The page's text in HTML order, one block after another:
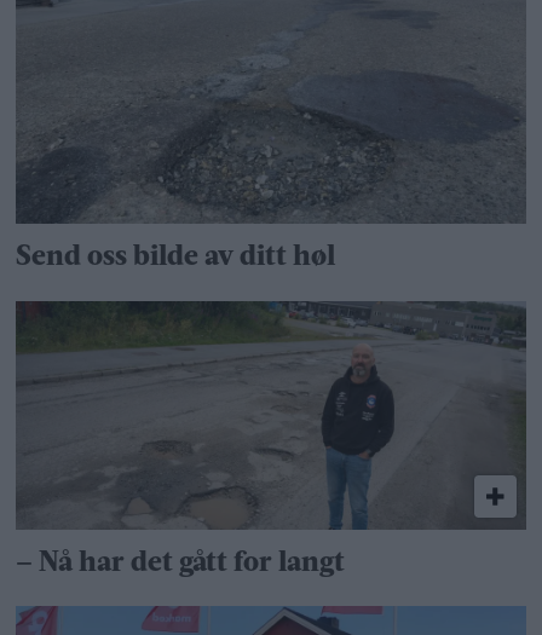
Send oss bilde av ditt høl
– Nå har det gått for langt